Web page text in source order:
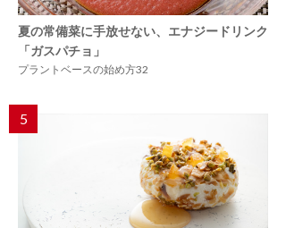
夏の常備菜に手放せない、エナジードリンク
「ガスパチョ」
プラントベースの始め方32
5